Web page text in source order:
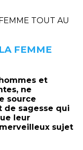
FEMME
et
ne
source
de sagesse qui
leur
sujet